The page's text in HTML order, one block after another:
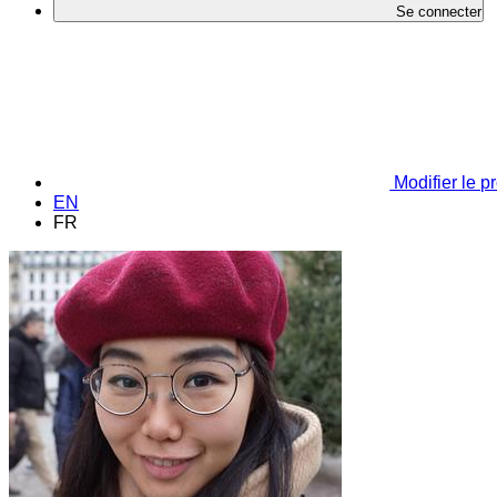
Se connecter
Modifier le
EN
FR